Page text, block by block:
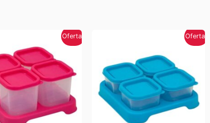
Oferta! Oferta!